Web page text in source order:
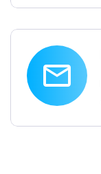
email